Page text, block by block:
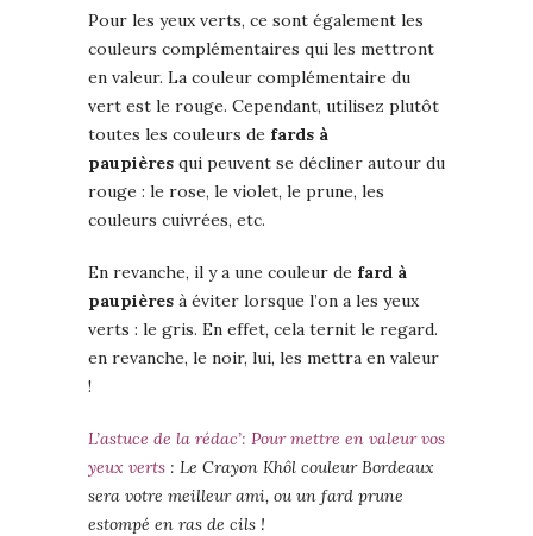
Pour les yeux verts, ce sont également les
couleurs complémentaires qui les mettront
en valeur. La couleur complémentaire du
vert est le rouge. Cependant, utilisez plutôt
toutes les couleurs de fards à
paupières qui peuvent se décliner autour du
rouge : le rose, le violet, le prune, les
couleurs cuivrées, etc.
En revanche, il y a une couleur de fard à
paupières à éviter lorsque l’on a les yeux
verts : le gris. En effet, cela ternit le regard.
en revanche, le noir, lui, les mettra en valeur
!
L’astuce de la rédac’: Pour mettre en valeur vos
yeux verts : Le Crayon Khôl couleur Bordeaux
sera votre meilleur ami, ou un fard prune
estompé en ras de cils !